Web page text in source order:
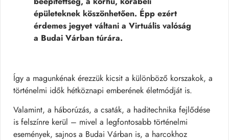
épületeknek köszönhetően. Épp ezért
érdemes jegyet váltani a Virtuális valóság
a Budai Várban túrára.
Így a magunkénak érezzük kicsit a különböző korszakok, a
történelmi idők hétköznapi emberének életmódját is.
Valamint, a háborúzás, a csaták, a haditechnika fejlődése
is felszínre kerül – mivel a legfontosabb történelmi
események, sajnos a Budai Várban is, a harcokhoz